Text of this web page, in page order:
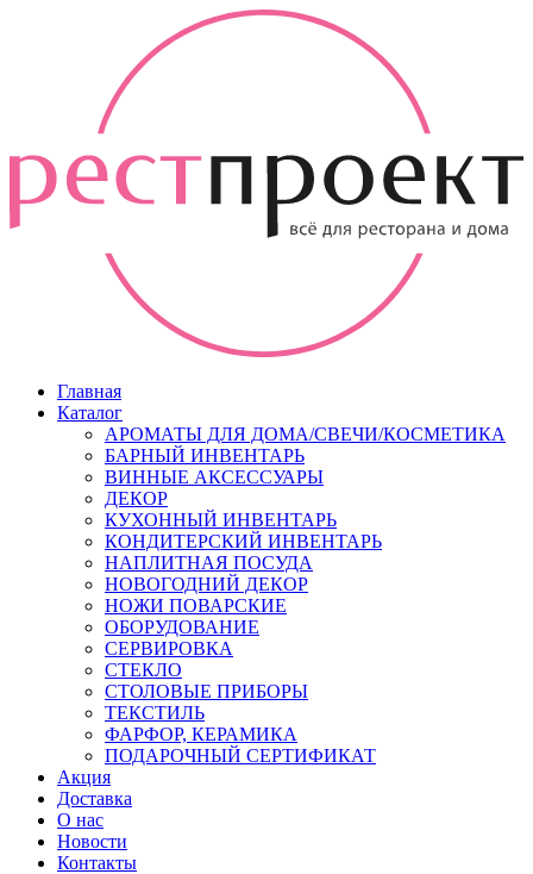
Главная
Каталог
АРОМАТЫ ДЛЯ ДОМА/СВЕЧИ/КОСМЕТИКА
БАРНЫЙ ИНВЕНТАРЬ
ВИННЫЕ АКСЕССУАРЫ
ДЕКОР
КУХОННЫЙ ИНВЕНТАРЬ
КОНДИТЕРСКИЙ ИНВЕНТАРЬ
НАПЛИТНАЯ ПОСУДА
НОВОГОДНИЙ ДЕКОР
НОЖИ ПОВАРСКИЕ
ОБОРУДОВАНИЕ
СЕРВИРОВКА
СТЕКЛО
СТОЛОВЫЕ ПРИБОРЫ
ТЕКСТИЛЬ
ФАРФОР, КЕРАМИКА
ПОДАРОЧНЫЙ СЕРТИФИКАТ
Акция
Доставка
О нас
Новости
Контакты